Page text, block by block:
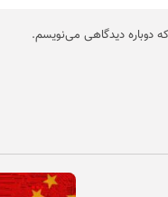
دوباره دیدگاهی می‌نویسم.